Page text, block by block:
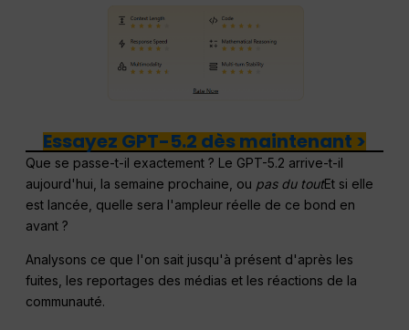
Essayez GPT-5.2 dès maintenant >
Que se passe-t-il exactement ? Le GPT-5.2 arrive-t-il
aujourd'hui, la semaine prochaine, ou pas du toutEt si elle
est lancée, quelle sera l'ampleur réelle de ce bond en
avant ?
Analysons ce que l'on sait jusqu'à présent d'après les
fuites, les reportages des médias et les réactions de la
communauté.